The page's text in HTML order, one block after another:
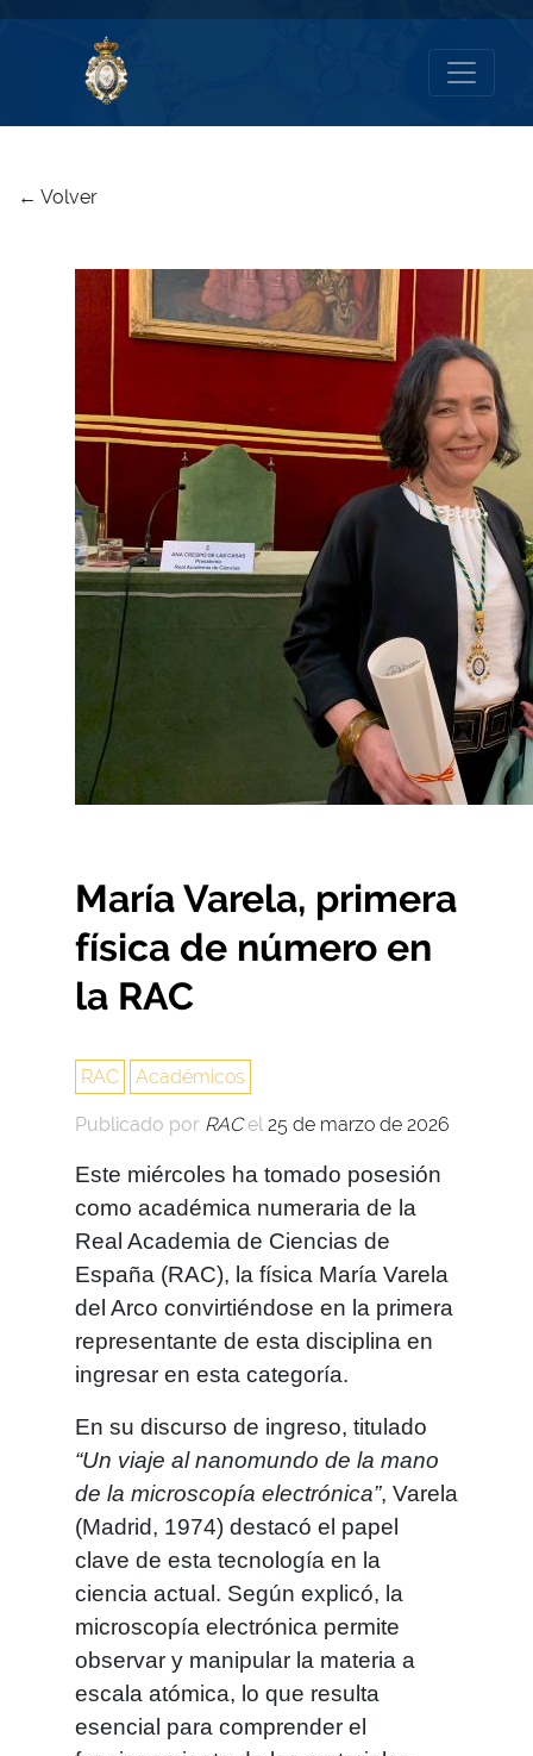
← Volver
María Varela, primera
física de número en
la RAC
RAC Académicos
Publicado por RACel 25 de marzo de 2026
Este miércoles ha tomado posesión
como académica numeraria de la
Real Academia de Ciencias de
España (RAC), la física María Varela
del Arco convirtiéndose en la primera
representante de esta disciplina en
ingresar en esta categoría.
En su discurso de ingreso, titulado
“Un viaje al nanomundo de la mano
de la microscopía electrónica”, Varela
(Madrid, 1974) destacó el papel
clave de esta tecnología en la
ciencia actual. Según explicó, la
microscopía electrónica permite
observar y manipular la materia a
escala atómica, lo que resulta
esencial para comprender el